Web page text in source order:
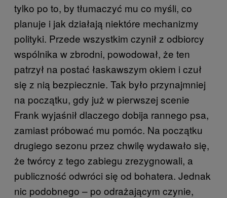
tylko po to, by tłumaczyć mu co myśli, co
planuje i jak działają niektóre mechanizmy
polityki. Przede wszystkim czynił z odbiorcy
wspólnika w zbrodni, powodował, że ten
patrzył na postać łaskawszym okiem i czuł
się z nią bezpiecznie. Tak było przynajmniej
na początku, gdy już w pierwszej scenie
Frank wyjaśnił dlaczego dobija rannego psa,
zamiast próbować mu pomóc. Na początku
drugiego sezonu przez chwilę wydawało się,
że twórcy z tego zabiegu zrezygnowali, a
publiczność odwróci się od bohatera. Jednak
nic podobnego – po odrażającym czynie,